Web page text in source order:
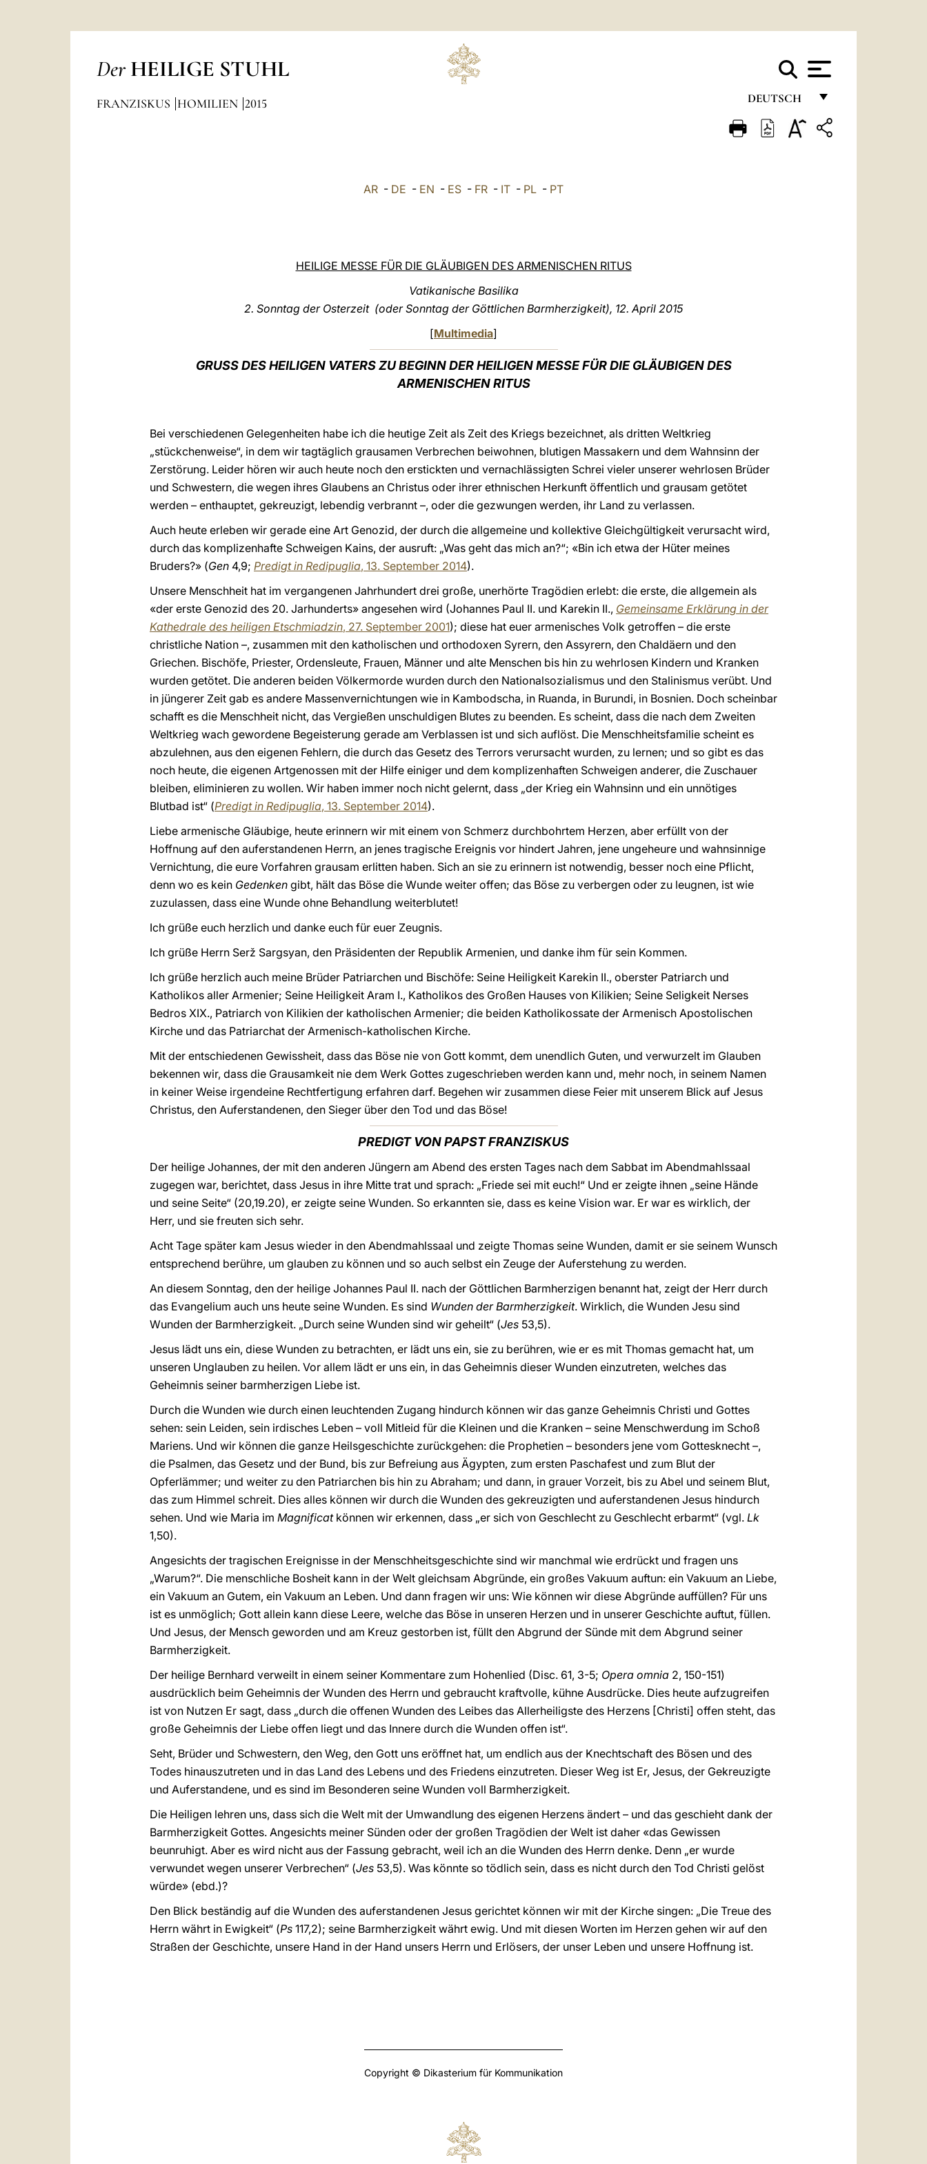
Der HEILIGE STUHL
DEUTSCH
FRANÇAIS
FRANZISKUS HOMILIEN 2015
AR - DE - EN - ES - FR - IT - PL - PT
HEILIGE MESSE FÜR DIE GLÄUBIGEN DES ARMENISCHEN RITUS
Vatikanische Basilika
2. Sonntag der Osterzeit (oder Sonntag der Göttlichen Barmherzigkeit), 12. April 2015
[Multimedia]
GRUSS DES HEILIGEN VATERS ZU BEGINN DER HEILIGEN MESSE FÜR DIE GLÄUBIGEN DES
ARMENISCHEN RITUS
Bei verschiedenen Gelegenheiten habe ich die heutige Zeit als Zeit des Kriegs bezeichnet, als dritten Weltkrieg
„stückchenweise“, in dem wir tagtäglich grausamen Verbrechen beiwohnen, blutigen Massakern und dem Wahnsinn der
Zerstörung. Leider hören wir auch heute noch den erstickten und vernachlässigten Schrei vieler unserer wehrlosen Brüder
und Schwestern, die wegen ihres Glaubens an Christus oder ihrer ethnischen Herkunft öffentlich und grausam getötet
werden – enthauptet, gekreuzigt, lebendig verbrannt –, oder die gezwungen werden, ihr Land zu verlassen.
Auch heute erleben wir gerade eine Art Genozid, der durch die allgemeine und kollektive Gleichgültigkeit verursacht wird,
durch das komplizenhafte Schweigen Kains, der ausruft: „Was geht das mich an?“; «Bin ich etwa der Hüter meines
Bruders?» (Gen 4,9; Predigt in Redipuglia, 13. September 2014).
Unsere Menschheit hat im vergangenen Jahrhundert drei große, unerhörte Tragödien erlebt: die erste, die allgemein als
«der erste Genozid des 20. Jarhunderts» angesehen wird (Johannes Paul II. und Karekin II., Gemeinsame Erklärung in der
Kathedrale des heiligen Etschmiadzin, 27. September 2001); diese hat euer armenisches Volk getroffen – die erste
christliche Nation –, zusammen mit den katholischen und orthodoxen Syrern, den Assyrern, den Chaldäern und den
Griechen. Bischöfe, Priester, Ordensleute, Frauen, Männer und alte Menschen bis hin zu wehrlosen Kindern und Kranken
wurden getötet. Die anderen beiden Völkermorde wurden durch den Nationalsozialismus und den Stalinismus verübt. Und
in jüngerer Zeit gab es andere Massenvernichtungen wie in Kambodscha, in Ruanda, in Burundi, in Bosnien. Doch scheinbar
schafft es die Menschheit nicht, das Vergießen unschuldigen Blutes zu beenden. Es scheint, dass die nach dem Zweiten
Weltkrieg wach gewordene Begeisterung gerade am Verblassen ist und sich auflöst. Die Menschheitsfamilie scheint es
abzulehnen, aus den eigenen Fehlern, die durch das Gesetz des Terrors verursacht wurden, zu lernen; und so gibt es das
noch heute, die eigenen Artgenossen mit der Hilfe einiger und dem komplizenhaften Schweigen anderer, die Zuschauer
bleiben, eliminieren zu wollen. Wir haben immer noch nicht gelernt, dass „der Krieg ein Wahnsinn und ein unnötiges
Blutbad ist“ (Predigt in Redipuglia, 13. September 2014).
Liebe armenische Gläubige, heute erinnern wir mit einem von Schmerz durchbohrtem Herzen, aber erfüllt von der
Hoffnung auf den auferstandenen Herrn, an jenes tragische Ereignis vor hindert Jahren, jene ungeheure und wahnsinnige
Vernichtung, die eure Vorfahren grausam erlitten haben. Sich an sie zu erinnern ist notwendig, besser noch eine Pflicht,
denn wo es kein Gedenken gibt, hält das Böse die Wunde weiter offen; das Böse zu verbergen oder zu leugnen, ist wie
zuzulassen, dass eine Wunde ohne Behandlung weiterblutet!
Ich grüße euch herzlich und danke euch für euer Zeugnis.
Ich grüße Herrn Serž Sargsyan, den Präsidenten der Republik Armenien, und danke ihm für sein Kommen.
Ich grüße herzlich auch meine Brüder Patriarchen und Bischöfe: Seine Heiligkeit Karekin II., oberster Patriarch und
Katholikos aller Armenier; Seine Heiligkeit Aram I., Katholikos des Großen Hauses von Kilikien; Seine Seligkeit Nerses
Bedros XIX., Patriarch von Kilikien der katholischen Armenier; die beiden Katholikossate der Armenisch Apostolischen
Kirche und das Patriarchat der Armenisch-katholischen Kirche.
Mit der entschiedenen Gewissheit, dass das Böse nie von Gott kommt, dem unendlich Guten, und verwurzelt im Glauben
bekennen wir, dass die Grausamkeit nie dem Werk Gottes zugeschrieben werden kann und, mehr noch, in seinem Namen
in keiner Weise irgendeine Rechtfertigung erfahren darf. Begehen wir zusammen diese Feier mit unserem Blick auf Jesus
Christus, den Auferstandenen, den Sieger über den Tod und das Böse!
PREDIGT VON PAPST FRANZISKUS
Der heilige Johannes, der mit den anderen Jüngern am Abend des ersten Tages nach dem Sabbat im Abendmahlssaal
zugegen war, berichtet, dass Jesus in ihre Mitte trat und sprach: „Friede sei mit euch!“ Und er zeigte ihnen „seine Hände
und seine Seite“ (20,19.20), er zeigte seine Wunden. So erkannten sie, dass es keine Vision war. Er war es wirklich, der
Herr, und sie freuten sich sehr.
Acht Tage später kam Jesus wieder in den Abendmahlssaal und zeigte Thomas seine Wunden, damit er sie seinem Wunsch
entsprechend berühre, um glauben zu können und so auch selbst ein Zeuge der Auferstehung zu werden.
An diesem Sonntag, den der heilige Johannes Paul II. nach der Göttlichen Barmherzigen benannt hat, zeigt der Herr durch
das Evangelium auch uns heute seine Wunden. Es sind Wunden der Barmherzigkeit. Wirklich, die Wunden Jesu sind
Wunden der Barmherzigkeit. „Durch seine Wunden sind wir geheilt“ (Jes 53,5).
Jesus lädt uns ein, diese Wunden zu betrachten, er lädt uns ein, sie zu berühren, wie er es mit Thomas gemacht hat, um
unseren Unglauben zu heilen. Vor allem lädt er uns ein, in das Geheimnis dieser Wunden einzutreten, welches das
Geheimnis seiner barmherzigen Liebe ist.
Durch die Wunden wie durch einen leuchtenden Zugang hindurch können wir das ganze Geheimnis Christi und Gottes
sehen: sein Leiden, sein irdisches Leben – voll Mitleid für die Kleinen und die Kranken – seine Menschwerdung im Schoß
Mariens. Und wir können die ganze Heilsgeschichte zurückgehen: die Prophetien – besonders jene vom Gottesknecht –,
die Psalmen, das Gesetz und der Bund, bis zur Befreiung aus Ägypten, zum ersten Paschafest und zum Blut der
Opferlämmer; und weiter zu den Patriarchen bis hin zu Abraham; und dann, in grauer Vorzeit, bis zu Abel und seinem Blut,
das zum Himmel schreit. Dies alles können wir durch die Wunden des gekreuzigten und auferstandenen Jesus hindurch
sehen. Und wie Maria im Magnificatkönnen wir erkennen, dass „er sich von Geschlecht zu Geschlecht erbarmt“ (vgl. Lk
1,50).
Angesichts der tragischen Ereignisse in der Menschheitsgeschichte sind wir manchmal wie erdrückt und fragen uns
„Warum?“. Die menschliche Bosheit kann in der Welt gleichsam Abgründe, ein großes Vakuum auftun: ein Vakuum an Liebe,
ein Vakuum an Gutem, ein Vakuum an Leben. Und dann fragen wir uns: Wie können wir diese Abgründe auffüllen? Für uns
ist es unmöglich; Gott allein kann diese Leere, welche das Böse in unseren Herzen und in unserer Geschichte auftut, füllen.
Und Jesus, der Mensch geworden und am Kreuz gestorben ist, füllt den Abgrund der Sünde mit dem Abgrund seiner
Barmherzigkeit.
Der heilige Bernhard verweilt in einem seiner Kommentare zum Hohenlied (Disc. 61, 3-5; Opera omnia 2, 150-151)
ausdrücklich beim Geheimnis der Wunden des Herrn und gebraucht kraftvolle, kühne Ausdrücke. Dies heute aufzugreifen
ist von Nutzen Er sagt, dass „durch die offenen Wunden des Leibes das Allerheiligste des Herzens [Christi] offen steht, das
große Geheimnis der Liebe offen liegt und das Innere durch die Wunden offen ist“.
Seht, Brüder und Schwestern, den Weg, den Gott uns eröffnet hat, um endlich aus der Knechtschaft des Bösen und des
Todes hinauszutreten und in das Land des Lebens und des Friedens einzutreten. Dieser Weg ist Er, Jesus, der Gekreuzigte
und Auferstandene, und es sind im Besonderen seine Wunden voll Barmherzigkeit.
Die Heiligen lehren uns, dass sich die Welt mit der Umwandlung des eigenen Herzens ändert – und das geschieht dank der
Barmherzigkeit Gottes. Angesichts meiner Sünden oder der großen Tragödien der Welt ist daher «das Gewissen
beunruhigt. Aber es wird nicht aus der Fassung gebracht, weil ich an die Wunden des Herrn denke. Denn „er wurde
verwundet wegen unserer Verbrechen“ (Jes 53,5). Was könnte so tödlich sein, dass es nicht durch den Tod Christi gelöst
würde» (ebd.)?
Den Blick beständig auf die Wunden des auferstandenen Jesus gerichtet können wir mit der Kirche singen: „Die Treue des
Herrn währt in Ewigkeit“ (Ps 117,2); seine Barmherzigkeit währt ewig. Und mit diesen Worten im Herzen gehen wir auf den
Straßen der Geschichte, unsere Hand in der Hand unsers Herrn und Erlösers, der unser Leben und unsere Hoffnung ist.
Copyright © Dikasterium für Kommunikation